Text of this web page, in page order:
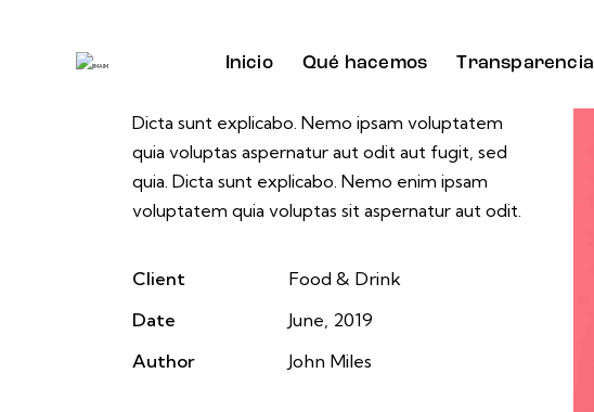
Inicio Qué hacemos Transparencia
Dicta sunt explicabo. Nemo ipsam voluptatem
quia voluptas aspernatur aut odit aut fugit, sed
quia. Dicta sunt explicabo. Nemo enim ipsam
voluptatem quia voluptas sit aspernatur aut odit.
Client
Food & Drink
Date
June, 2019
Author
John Miles